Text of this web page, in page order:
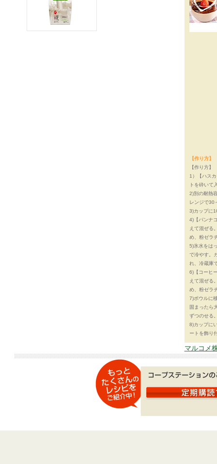
【作り方】
【作り方】
1）【ハス
トを砕いて
2)別の耐熱
レンジで30
3)カップに
4)【パンナ
えて混ぜる
め、粉ゼラ
5)氷水をは
で冷やす。
れ、冷蔵庫
6)【コーヒ
えて混ぜる
め、粉ゼラ
7)ボウルに
固まったら
ずつのせる
8)カップに
ートを飾り
マルコメ